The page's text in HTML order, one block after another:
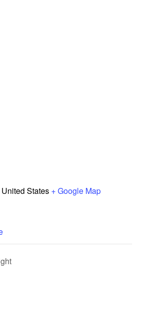
United States + Google Map